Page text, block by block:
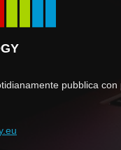
pubblica